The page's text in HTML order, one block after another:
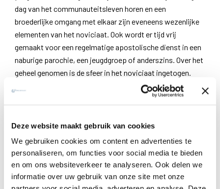
Deze website maakt gebruik van cookies
We gebruiken cookies om content en advertenties te
personaliseren, om functies voor social media te bieden
en om ons websiteverkeer te analyseren. Ook delen we
informatie over uw gebruik van onze site met onze
dag van het communauteitsleven horen en een
broederlijke omgang met elkaar zijn eveneens wezenlijke
elementen van het noviciaat. Ook wordt er tijd vrij
gemaakt voor een regelmatige apostolische dienst in een
naburige parochie, een jeugdgroep of anderszins. Over het
geheel genomen is de sfeer in het noviciaat ingetogen.
Gebed en persoonlijke bezinning bepalen het klimaat,
opdat het innerlijke proces de volle kans krijgt.
Daarnaast wordt bijna een derde van de twee jaren
noemde: stages, volgens het huidige spraakgebruik. Dit
zijn perioden van intensieve ervaring op gebieden die de
novice normalerwijze onbekend zijn.